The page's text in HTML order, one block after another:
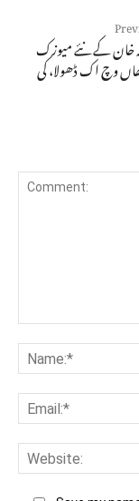
خان کے نئے میوزک
وچ اک ڈھولا، کی